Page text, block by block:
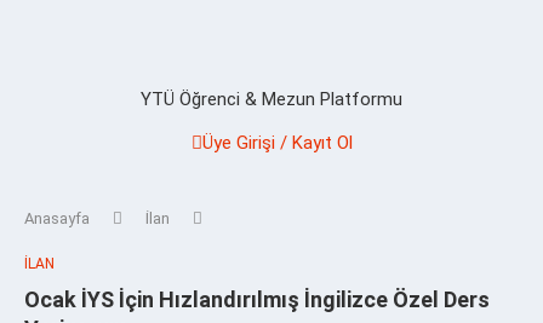
YTÜ Öğrenci & Mezun Platformu
Üye Girişi / Kayıt Ol
Anasayfa İlan
İLAN
Ocak İYS İçin Hızlandırılmış İngilizce Özel Ders